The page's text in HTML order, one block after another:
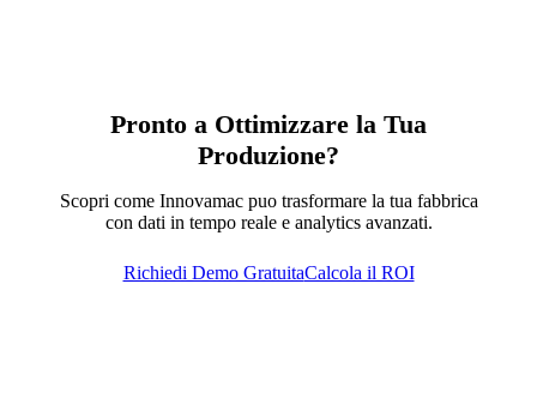
Pronto a Ottimizzare la Tua
Produzione?
Scopri come Innovamac puo trasformare la tua fabbrica
con dati in tempo reale e analytics avanzati.
Richiedi Demo GratuitaCalcola il ROI